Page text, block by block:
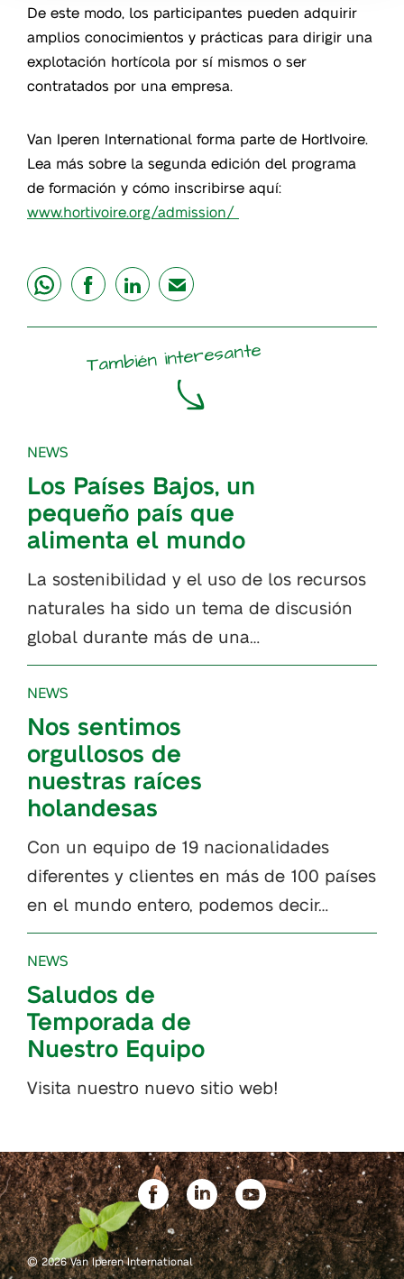
De este modo, los participantes pueden adquirir
amplios conocimientos y prácticas para dirigir una
explotación hortícola por sí mismos o ser
contratados por una empresa.
Van Iperen International forma parte de HortIvoire.
Lea más sobre la segunda edición del programa
de formación y cómo inscribirse aquí:
www.hortivoire.org/admission/
share share share mail
También interesante
NEWS
Los Países Bajos, un
pequeño país que
alimenta el mundo
La sostenibilidad y el uso de los recursos
naturales ha sido un tema de discusión
global durante más de una…
NEWS
Nos sentimos
orgullosos de
nuestras raíces
holandesas
Con un equipo de 19 nacionalidades
diferentes y clientes en más de 100 países
en el mundo entero, podemos decir…
NEWS
Saludos de
Temporada de
Nuestro Equipo
Visita nuestro nuevo sitio web!
©2026 Van Iperen International